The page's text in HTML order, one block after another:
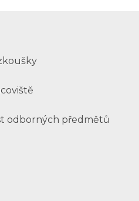
odborných předmětů